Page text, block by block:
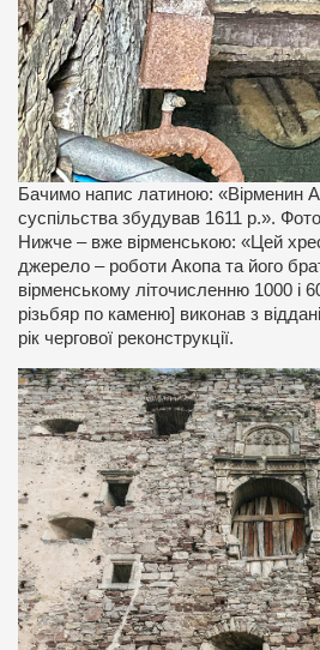
Бачимо напис латиною: «Вірменин
суспільства збудував 1611 р.».
Нижче – вже вірменською: «Цей
джерело – роботи Акопа та його
вірменському літочисленню 1000 і
різьбяр по каменю] виконав з
рік чергової реконструкції.